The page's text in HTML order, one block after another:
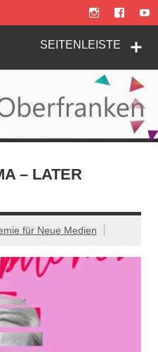
SEITENLEISTE
– LATER
für Neue Medien